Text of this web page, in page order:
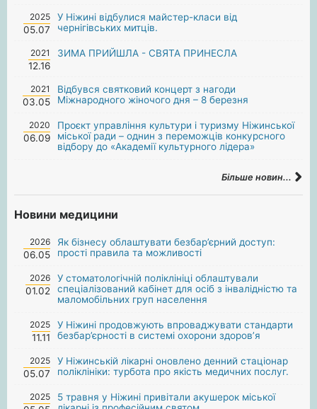
2025
05.07
У Ніжині відбулися майстер-класи від
чернігівських митців.
2021
12.16
ЗИМА ПРИЙШЛА - СВЯТА ПРИНЕСЛА
2021
03.05
Відбувся святковий концерт з нагоди
Міжнародного жіночого дня – 8 березня
2020
06.09
Проєкт управління культури і туризму Ніжинської
міської ради – однин з переможців конкурсного
відбору до «Академії культурного лідера»
Більше новин...
Новини медицини
2026
06.05
Як бізнесу облаштувати безбар’єрний доступ:
прості правила та можливості
2026
01.02
У стоматологічній поліклініці облаштували
спеціалізований кабінет для осіб з інвалідністю та
маломобільних груп населення
2025
11.11
У Ніжині продовжують впроваджувати стандарти
безбар’єрності в системі охорони здоров’я
2025
05.07
У Ніжинській лікарні оновлено денний стаціонар
поліклініки: турбота про якість медичних послуг.
2025
5 травня у Ніжині привітали акушерок міської